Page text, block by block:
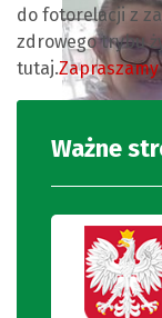
do fotorelacji z
zdrowego trybu
tutaj.
Ważne